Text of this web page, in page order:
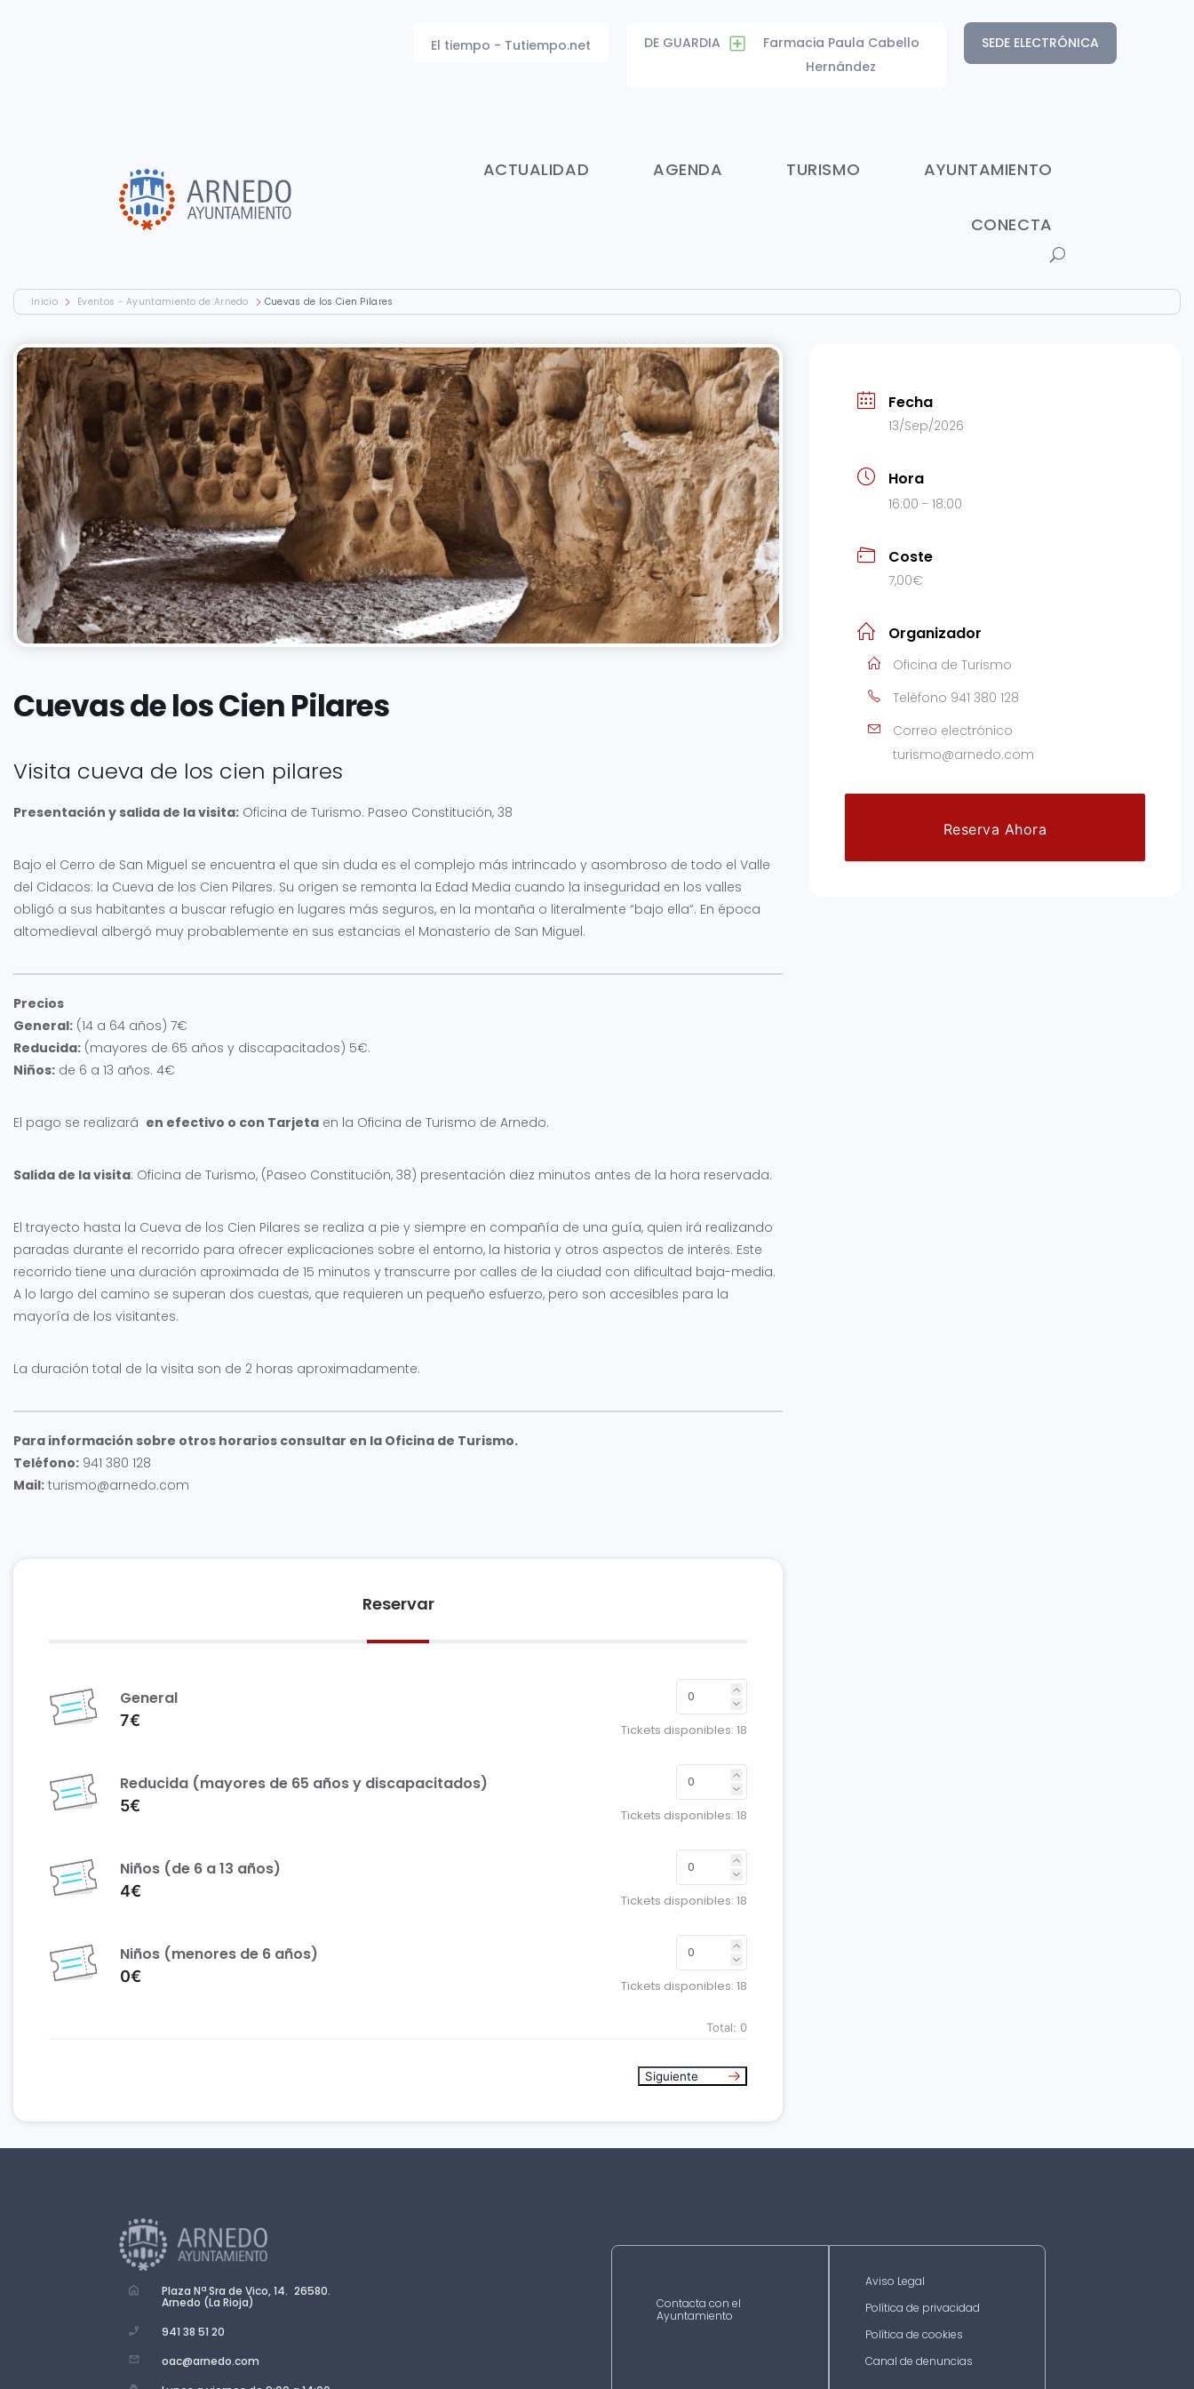
SEDE ELECTRÓNICA
DE GUARDIA
Farmacia Paula Cabello
Hernández
El tiempo - Tutiempo.net
ACTUALIDAD AGENDA TURISMO AYUNTAMIENTO
CONECTA
Inicio Eventos - Ayuntamiento de Arnedo Cuevas de los Cien Pilares
Cuevas de los Cien Pilares
Visita cueva de los cien pilares
Presentación y salida de la visita: Oficina de Turismo. Paseo Constitución, 38
Bajo el Cerro de San Miguel se encuentra el que sin duda es el complejo más intrincado y asombroso de todo el Valle
del Cidacos: la Cueva de los Cien Pilares. Su origen se remonta la Edad Media cuando la inseguridad en los valles
obligó a sus habitantes a buscar refugio en lugares más seguros, en la montaña o literalmente “bajo ella”. En época
altomedieval albergó muy probablemente en sus estancias el Monasterio de San Miguel.
Precios
General: (14 a 64 años) 7€
Reducida: (mayores de 65 años y discapacitados) 5€.
Niños: de 6 a 13 años. 4€
El pago se realizará en efectivo o con Tarjeta en la Oficina de Turismo de Arnedo.
Salida de la visita: Oficina de Turismo, (Paseo Constitución, 38) presentación diez minutos antes de la hora reservada.
El trayecto hasta la Cueva de los Cien Pilares se realiza a pie y siempre en compañía de una guía, quien irá realizando
paradas durante el recorrido para ofrecer explicaciones sobre el entorno, la historia y otros aspectos de interés. Este
recorrido tiene una duración aproximada de 15 minutos y transcurre por calles de la ciudad con dificultad baja-media.
A lo largo del camino se superan dos cuestas, que requieren un pequeño esfuerzo, pero son accesibles para la
mayoría de los visitantes.
La duración total de la visita son de 2 horas aproximadamente.
Para información sobre otros horarios consultar en la Oficina de Turismo.
Teléfono: 941 380 128
Mail: turismo@arnedo.com
Reservar
General
7€
Tickets disponibles: 18
Reducida (mayores de 65 años y discapacitados)
5€
Tickets disponibles: 18
Niños (de 6 a 13 años)
4€
Tickets disponibles: 18
Niños (menores de 6 años)
0€
Tickets disponibles: 18
Total: 0
Siguiente
Fecha
13/Sep/2026
Hora
16:00 - 18:00
Coste
7,00€
Organizador
Oficina de Turismo
Teléfono 941 380 128
Correo electrónico
turismo@arnedo.com
Reserva Ahora
Plaza Nª Sra de Vico, 14. 26580.
Arnedo (La Rioja)
941 38 51 20
oac@arnedo.com
Contacta con el
Ayuntamiento
Aviso Legal
Política de privacidad
Política de cookies
Canal de denuncias